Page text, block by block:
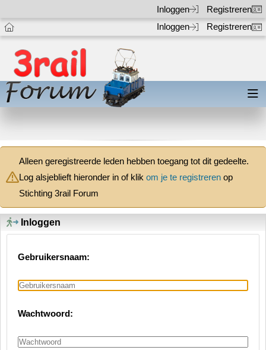
Inloggen
Registreren
Inloggen
Registreren
Alleen geregistreerde leden hebben toegang tot dit gedeelte.
Log alsjeblieft hieronder in of klik om je te registreren op
Stichting 3rail Forum
Inloggen
Gebruikersnaam:
Wachtwoord: